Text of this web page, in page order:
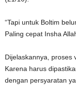
“Tapi untuk Boltim
Paling cepat Insha
Dijelaskannya, proses
Karena harus
dengan persyaratan